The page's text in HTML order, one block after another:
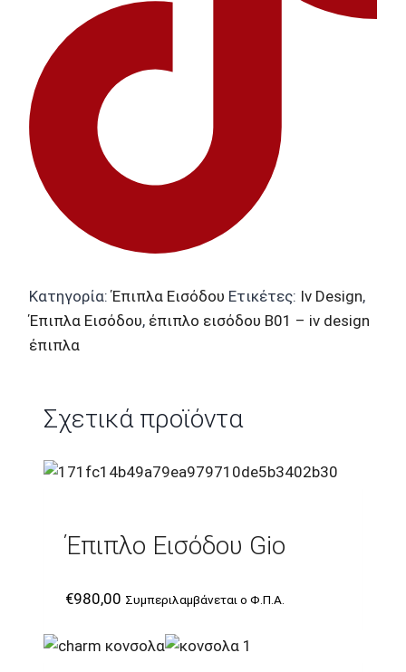
Κατηγορία:Έπιπλα Εισόδου Ετικέτες: Iv Design,
Έπιπλα Εισόδου, έπιπλο εισόδου B01 – iv design
έπιπλα
Σχετικά προϊόντα
Έπιπλο Εισόδου Gio
€980,00 Συμπεριλαμβάνεται ο Φ.Π.Α.